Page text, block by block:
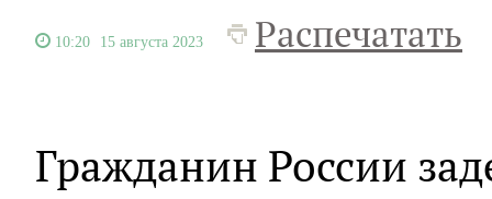
10:20 15 августа 2023 Распечатать
Гражданин России